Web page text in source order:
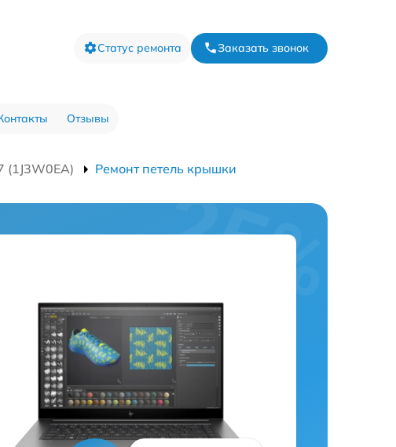
Статус ремонта Заказать звонок
Отзывы
(1J3W0EA) Ремонт петель крышки